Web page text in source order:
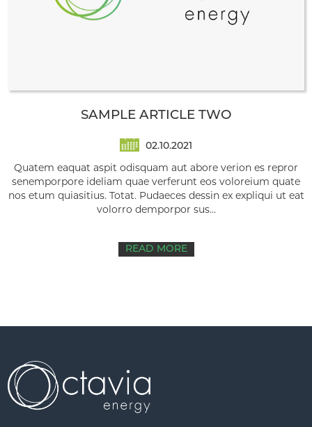
SAMPLE ARTICLE TWO
02.10.2021
Quatem eaquat aspit odisquam aut abore verion es repror
senemporpore ideliam quae verferunt eos voloreium quate
nos etum quiasitius. Totat. Pudaeces dessin ex expliqui ut eat
volorro demporpor sus...
READ MORE